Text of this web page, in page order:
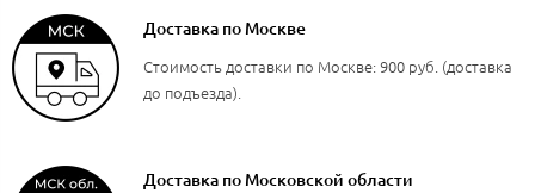
Доставка по Москве
Стоимость доставки по Москве: 900 руб. (доставка
до подъезда).
Доставка по Московской области